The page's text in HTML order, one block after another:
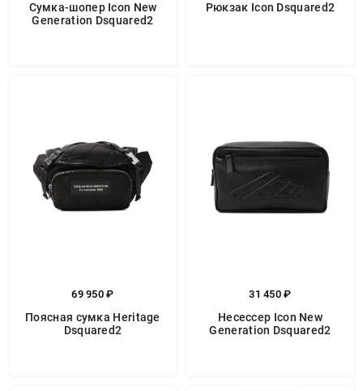
Сумка-шопер Icon New
Generation Dsquared2
Рюкзак Icon Dsquared2
69 950 ₽
Поясная сумка Heritage
Dsquared2
31 450 ₽
Несессер Icon New
Generation Dsquared2